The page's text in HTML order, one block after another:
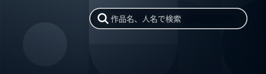
作品名、人名で検索